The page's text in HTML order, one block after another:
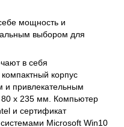
мощность и
выбором для
в себя
корпус
и привлекательным
80 x 235 мм. Компьютер
и сертификат
Microsoft Win10